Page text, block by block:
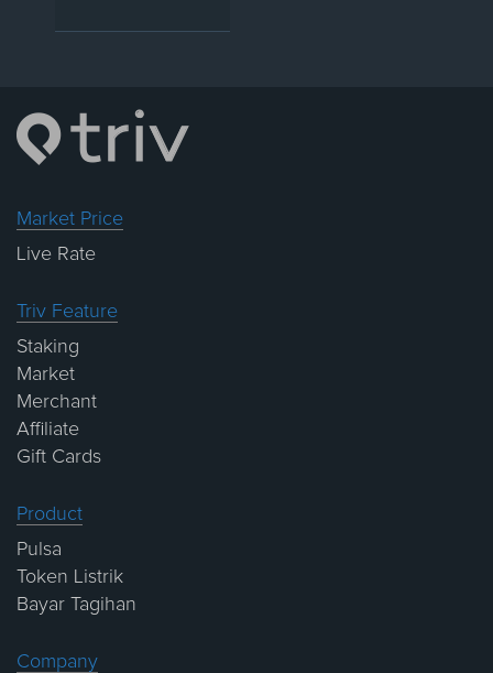
Market Price
Live Rate
Triv Feature
Staking
Market
Merchant
Affiliate
Gift Cards
Product
Pulsa
Token Listrik
Bayar Tagihan
Company